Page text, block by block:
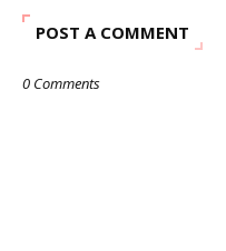
POST A COMMENT
0 Comments